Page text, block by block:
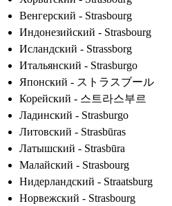
Венгерский - Strasbourg
Индонезийский - Strasbourg
Исландский - Strassborg
Итальянский - Strasburgo
Японский - ストラスブール
Корейский - 스트라스부르
Ладинский - Strasburgo
Литовский - Strasbūras
Латышский - Strasbūra
Малайский - Strasbourg
Нидерландский - Straatsburg
Норвежский - Strasbourg